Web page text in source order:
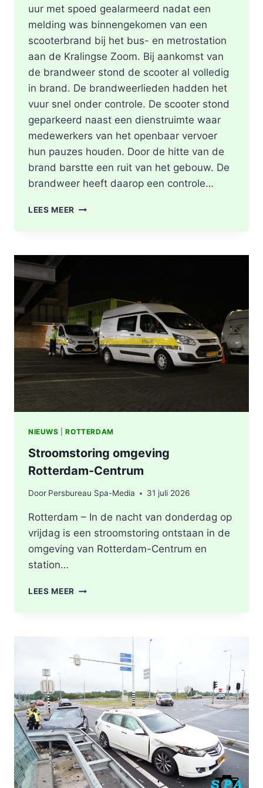
uur met spoed gealarmeerd nadat een
melding was binnengekomen van een
scooterbrand bij het bus- en metrostation
aan de Kralingse Zoom. Bij aankomst van
de brandweer stond de scooter al volledig
in brand. De brandweerlieden hadden het
vuur snel onder controle. De scooter stond
geparkeerd naast een dienstruimte waar
medewerkers van het openbaar vervoer
hun pauzes houden. Door de hitte van de
brand barstte een ruit van het gebouw. De
brandweer heeft daarop een controle…
LEES MEER SCOOTER
BIJ
IN
ROTTERDAM
NIEUWS |ROTTERDAM
Stroomstoring omgeving
Rotterdam-Centrum
Door Persbureau Spa-Media 31 juli 2026
Rotterdam – In de nacht van donderdag op
vrijdag is een stroomstoring ontstaan in de
omgeving van Rotterdam-Centrum en
station…
LEES MEER STROOMSTORING